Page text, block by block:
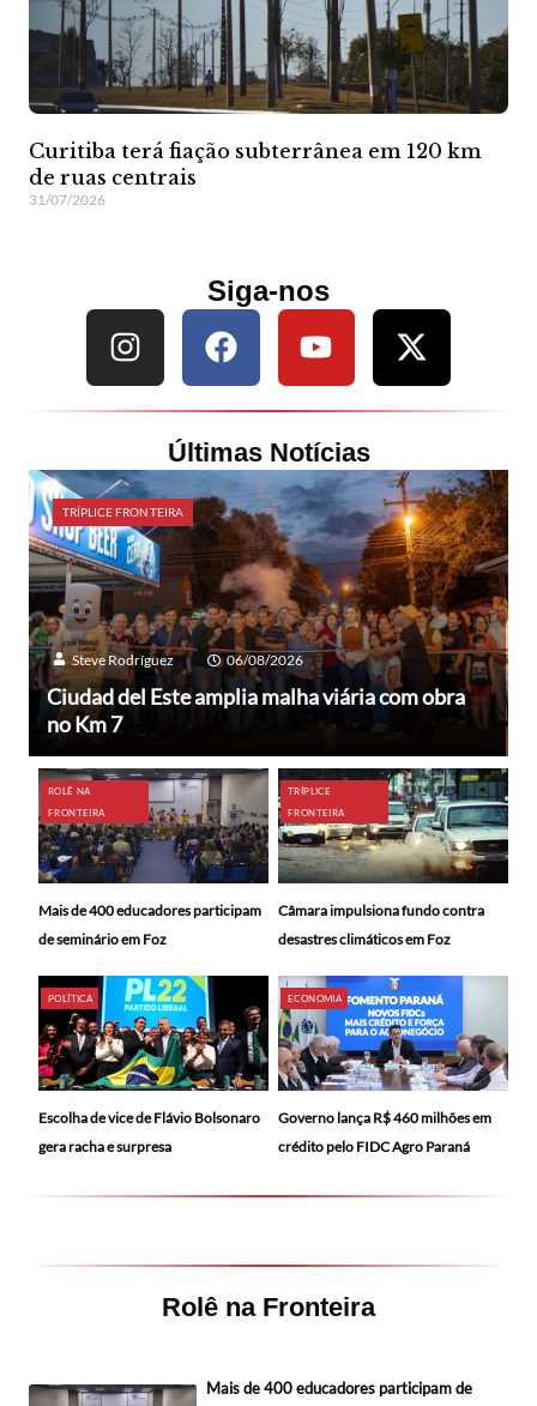
Curitiba terá fiação subterrânea em 120 km
de ruas centrais
31/07/2026
Siga-nos
Últimas Notícias
TRÍPLICE FRONTEIRA
Steve Rodríguez 06/08/2026
Ciudad del Este amplia malha viária com obra
no Km 7
ROLÊ NA
FRONTEIRA
Mais de 400 educadores participam
de seminário em Foz
TRÍPLICE
FRONTEIRA
Câmara impulsiona fundo contra
desastres climáticos em Foz
POLÍTICA
Escolha de vice de Flávio Bolsonaro
gera racha e surpresa
ECONOMIA
Governo lança R$ 460 milhões em
crédito pelo FIDC Agro Paraná
Rolê na Fronteira
Mais de 400 educadores participam de